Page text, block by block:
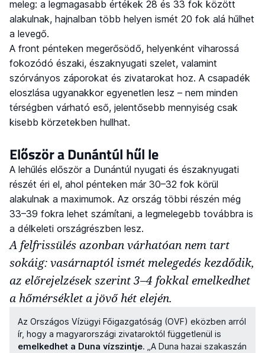
meleg: a legmagasabb értékek 28 és 33 fok között
alakulnak, hajnalban több helyen ismét 20 fok alá hűlhet
a levegő.
A front pénteken megerősödő, helyenként viharossá
fokozódó északi, északnyugati szelet, valamint
szórványos záporokat és zivatarokat hoz. A csapadék
eloszlása ugyanakkor egyenetlen lesz – nem minden
térségben várható eső, jelentősebb mennyiség csak
kisebb körzetekben hullhat.
Először a Dunántúl hűl le
A lehűlés először a Dunántúl nyugati és északnyugati
részét éri el, ahol pénteken már 30–32 fok körül
alakulnak a maximumok. Az ország többi részén még
33–39 fokra lehet számítani, a legmelegebb továbbra is
a délkeleti országrészben lesz.
A felfrissülés azonban várhatóan nem tart
sokáig: vasárnaptól ismét melegedés kezdődik,
az előrejelzések szerint 3–4 fokkal emelkedhet
a hőmérséklet a jövő hét elején.
Az Országos Vízügyi Főigazgatóság (OVF) eközben arról
ír, hogy a magyarországi zivataroktól függetlenül is
emelkedhet a Duna vízszintje. „A Duna hazai szakaszán